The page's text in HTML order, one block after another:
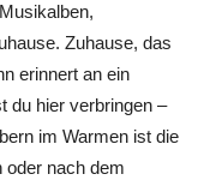
Zuhause, das
erinnert an ein
du hier verbringen –
im Warmen ist die
oder nach dem